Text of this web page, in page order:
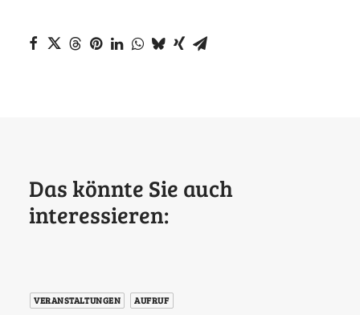
Das könnte Sie auch
interessieren:
VERANSTALTUNGEN AUFRUF